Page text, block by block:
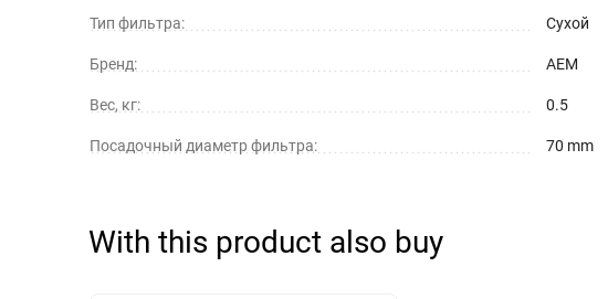
Тип фильтра: Сухой
Бренд: AEM
Вес, кг: 0.5
Посадочный диаметр фильтра: 70 mm
With this product also buy